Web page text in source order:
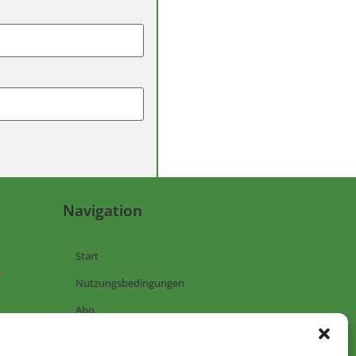
Navigation
Start
Nutzungsbedingungen
Abo